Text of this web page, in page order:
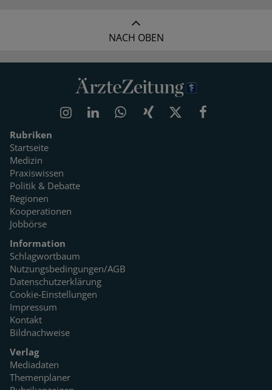
NACH OBEN
Rubriken
Startseite
Medizin
Praxiswissen
Politik & Debatte
Regionen
Kooperationen
Jobbörse
Information
Schlagwortbaum
Nutzungsbedingungen/AGB
Datenschutzerklärung
Cookie-Einstellungen
Impressum
Kontakt
Bildnachweise
Verlag
Mediadaten
Themenplaner